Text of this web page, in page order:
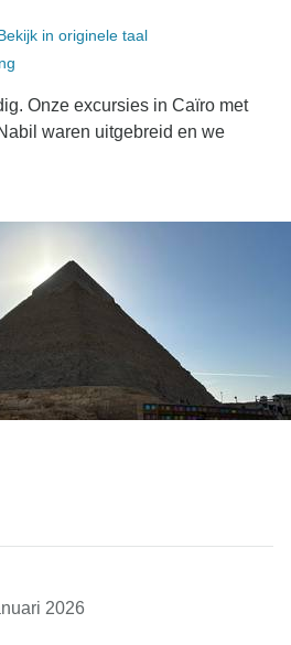
in originele taal
Onze excursies in Caïro met
waren uitgebreid en we
2026